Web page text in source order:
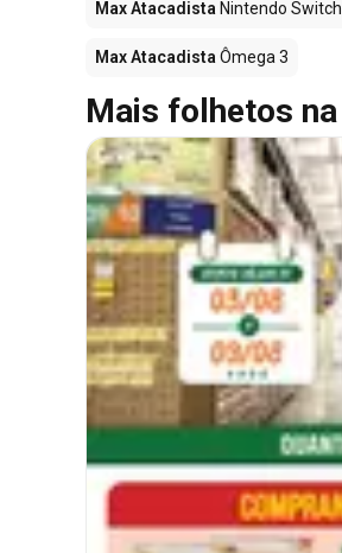
Max Atacadista Nintendo Switch
Max Atacadista Ômega 3
Mais folhetos